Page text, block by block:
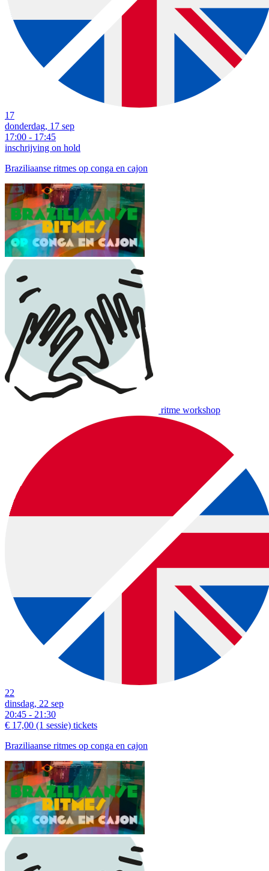
17
donderdag, 17 sep
17:00 - 17:45
inschrijving on hold
Braziliaanse ritmes op conga en cajon
ritme workshop
22
dinsdag, 22 sep
20:45 - 21:30
€ 17,00 (1 sessie) tickets
Braziliaanse ritmes op conga en cajon